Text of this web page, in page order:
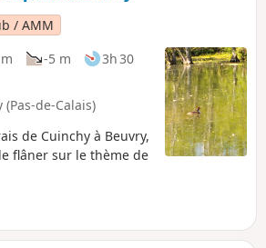
/ AMM
-5 m
3h 30
de-Calais)
de Cuinchy à Beuvry,
flâner sur le thème de